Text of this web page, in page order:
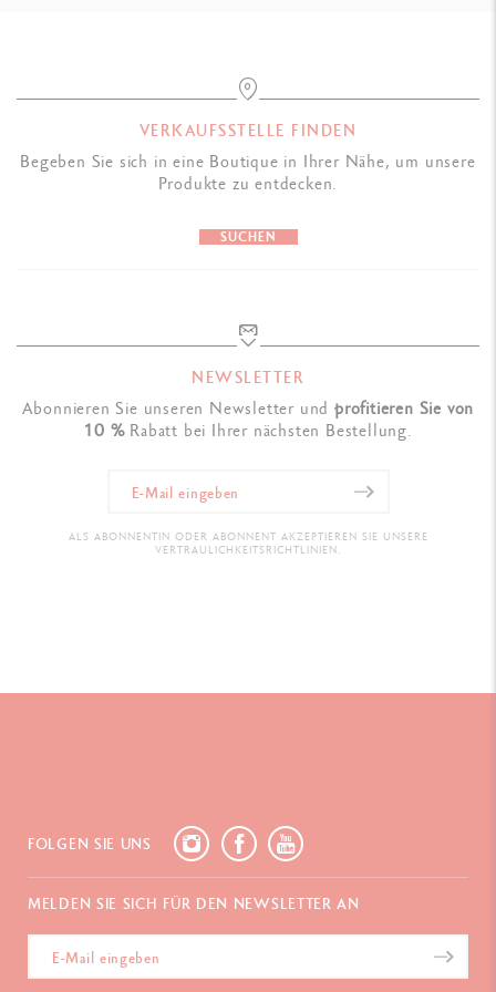
VERKAUFSSTELLE FINDEN
Begeben Sie sich in eine Boutique in Ihrer Nähe, um unsere
Produkte zu entdecken.
SUCHEN
NEWSLETTER
Abonnieren Sie unseren Newsletter undprofitieren Sie von
10 %Rabatt bei Ihrer nächsten Bestellung.
ALS ABONNENTIN ODER ABONNENT AKZEPTIEREN SIE UNSERE
VERTRAULICHKEITSRICHTLINIEN.
FOLGEN SIE UNS
MELDEN SIE SICH FÜR DEN NEWSLETTER AN